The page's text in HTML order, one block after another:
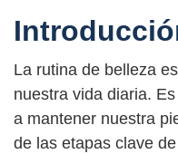
La rutina de belleza
nuestra vida diaria.
a mantener nuestra
de las etapas clave